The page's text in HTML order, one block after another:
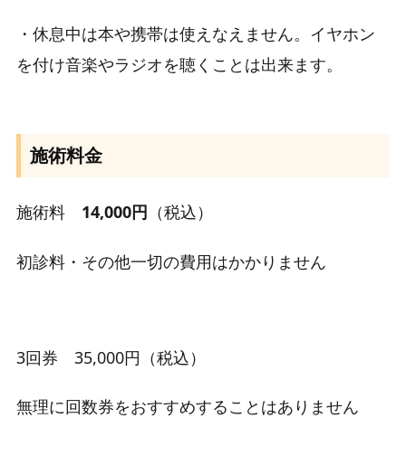
・休息中は本や携帯は使えなえません。イヤホン
を付け音楽やラジオを聴くことは出来ます。
施術料金
施術料14,000円 （税込）
初診料・その他一切の費用はかかりません
3回券 35,000円（税込）
無理に回数券をおすすめすることはありません